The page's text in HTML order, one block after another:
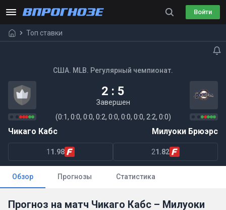
Войти
Топ ставки
США. MLB. Регулярный чемпионат.
2 : 5
Завершен
(0:1, 0:0, 0:0, 0:2, 0:0, 0:0, 0:0, 2:2, 0:0)
Чикаго Кабс Милуоки Брюэрс
1 1.98 21.82
Обзор Прогнозы Статистика
Прогноз на матч Чикаго Кабс – Милуоки